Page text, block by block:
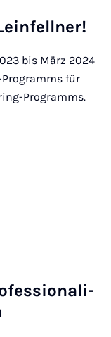
bis März 2024
für
Programms.